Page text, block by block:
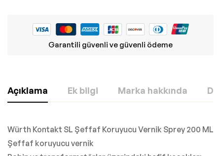
Garantili güvenli ve güvenli ödeme
Açıklama Ek bilgi Marka hakkında
Würth Kontakt SL Şeffaf Koruyucu Vernik Sprey 200 ML
Şeffaf koruyucu vernik